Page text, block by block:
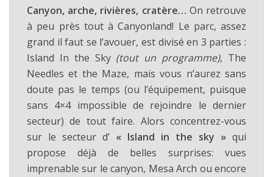
Canyon, arche, rivières, cratère… On retrouve
à peu près tout à Canyonland! Le parc, assez
grand il faut se l’avouer, est divisé en 3 parties :
Island In the Sky (tout un programme), The
Needles et the Maze, mais vous n’aurez sans
doute pas le temps (ou l’équipement, puisque
sans 4×4 impossible de rejoindre le dernier
secteur) de tout faire. Alors concentrez-vous
sur le secteur d’ « Island in the sky » qui
propose déjà de belles surprises: vues
imprenable sur le canyon, Mesa Arch ou encore